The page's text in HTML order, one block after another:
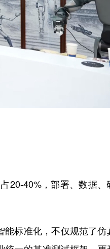
40%，部署、数据、
标准化，不仅规范了仿